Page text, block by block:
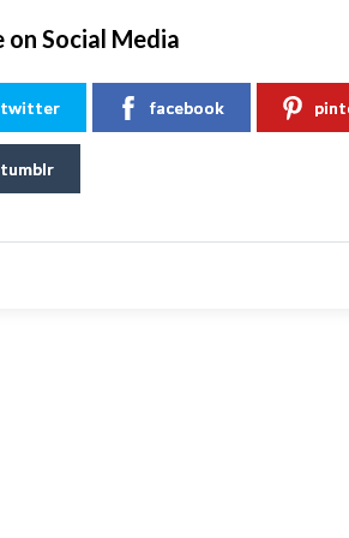
on Social Media
twitter facebook
tumblr